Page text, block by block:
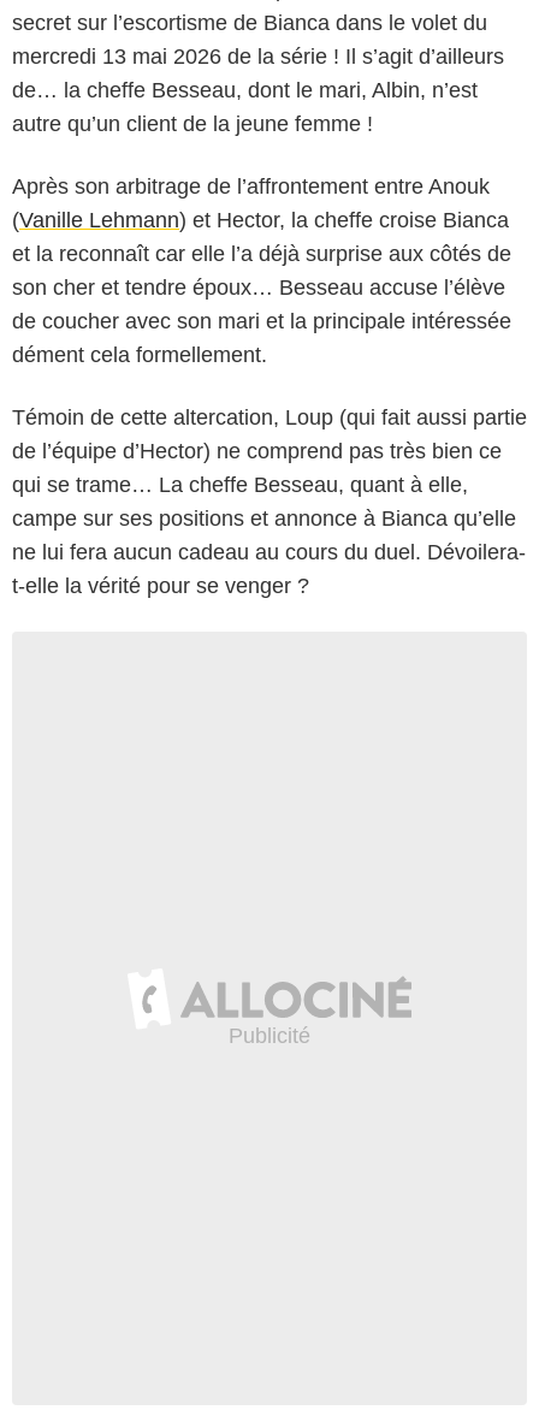
secret sur l’escortisme de Bianca dans le volet du
mercredi 13 mai 2026 de la série ! Il s’agit d’ailleurs
de… la cheffe Besseau, dont le mari, Albin, n’est
autre qu’un client de la jeune femme !
Après son arbitrage de l’affrontement entre Anouk
(Vanille Lehmann) et Hector, la cheffe croise Bianca
et la reconnaît car elle l’a déjà surprise aux côtés de
son cher et tendre époux… Besseau accuse l’élève
de coucher avec son mari et la principale intéressée
dément cela formellement.
Témoin de cette altercation, Loup (qui fait aussi partie
de l’équipe d’Hector) ne comprend pas très bien ce
qui se trame… La cheffe Besseau, quant à elle,
campe sur ses positions et annonce à Bianca qu’elle
ne lui fera aucun cadeau au cours du duel. Dévoilera-
t-elle la vérité pour se venger ?